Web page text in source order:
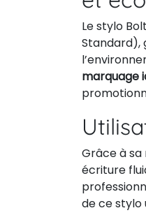
Le stylo
Standard),
marquage
Grâce à
écriture
de ce stylo